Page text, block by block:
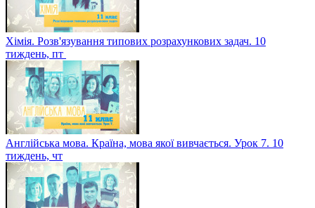
Хімія. Розв'язування типових розрахункових задач. 10
тиждень, пт
Англійська мова. Країна, мова якої вивчається. Урок 7. 10
тиждень, чт